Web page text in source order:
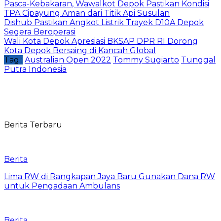
Pasca-Kebakaran, Wawalkot Depok Pastikan Kondisi
TPA Cipayung Aman dari Titik Api Susulan
Dishub Pastikan Angkot Listrik Trayek D10A Depok
Segera Beroperasi
Wali Kota Depok Apresiasi BKSAP DPR RI Dorong
Kota Depok Bersaing di Kancah Global
Tag : Australian Open 2022 Tommy Sugiarto Tunggal
Putra Indonesia
Berita Terbaru
Berita
Lima RW di Rangkapan Jaya Baru Gunakan Dana RW
untuk Pengadaan Ambulans